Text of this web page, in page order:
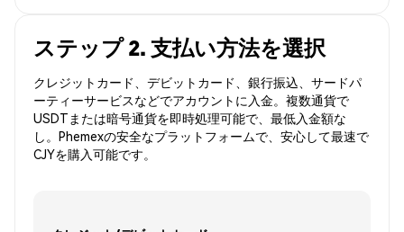
ステップ 2. 支払い方法を選択
クレジットカード、デビットカード、銀行振込、サードパ
ーティーサービスなどでアカウントに入金。複数通貨で
USDTまたは暗号通貨を即時処理可能で、最低入金額な
し。Phemexの安全なプラットフォームで、安心して最速で
CJYを購入可能です。